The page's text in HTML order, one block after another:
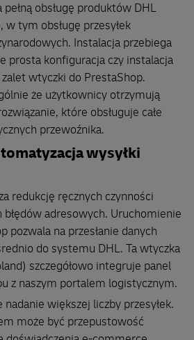
pełną obsługę produktów DHL
tym obsługę przesyłek
Instalacja przebiega
prosta konfiguracja czy instalacja
wtyczki do PrestaShop.
że użytkownicy otrzymują
które obsługuje całe
przewoźnika.
wysyłki
redukcję ręcznych czynności
adresowych. Uruchomienie
pozwala na przesłanie danych
do systemu DHL. Ta wtyczka
szczegółowo integruje panel
z naszym portalem logistycznym.
większej liczby przesyłek.
może być przepustowość